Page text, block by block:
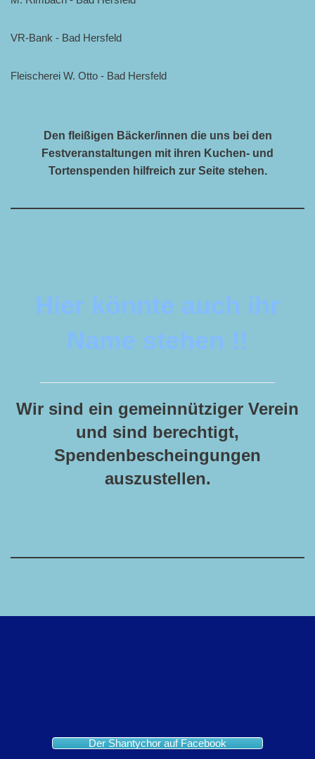
VR-Bank - Bad Hersfeld
Fleischerei W. Otto - Bad Hersfeld
Den fleißigen Bäcker/innen die uns bei den
Festveranstaltungen mit ihren Kuchen- und
Tortenspenden hilfreich zur Seite stehen.
Hier könnte auch ihr
Name stehen !!
Wir sind ein gemeinnütziger Verein
und sind berechtigt,
Spendenbescheingungen
auszustellen.
Der Shantychor auf Facebook